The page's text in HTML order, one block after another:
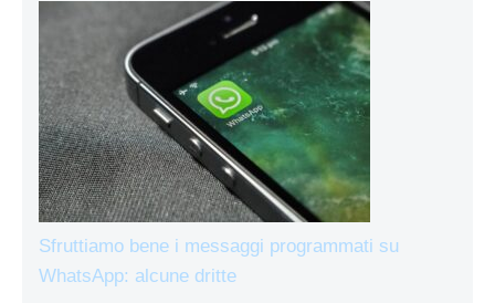
Sfruttiamo bene i messaggi programmati su
WhatsApp: alcune dritte